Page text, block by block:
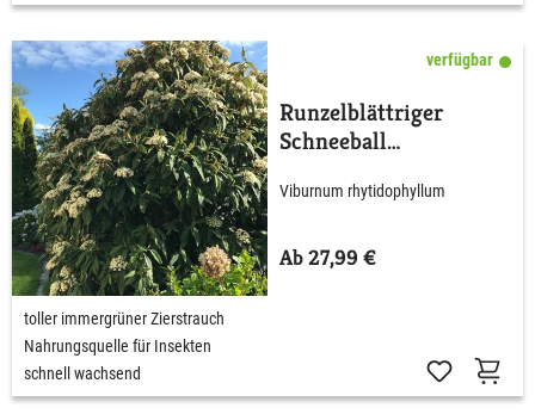
verfügbar
Runzelblättriger
Schneeball
Viburnum rhytidophyllum
Ab 27,99 €
toller immergrüner Zierstrauch
Nahrungsquelle für Insekten
schnell wachsend